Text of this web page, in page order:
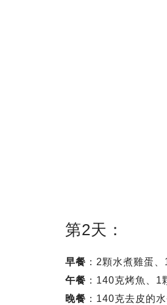
第2天：
早餐 ：2顆水煮雞蛋
午餐 ：140克烤魚、1
晚餐 ：140克去皮的